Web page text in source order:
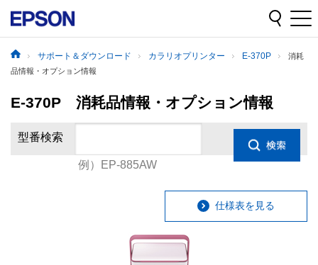
サポート＆ダウンロード カラリオプリンター E-370P
消耗
品情報・オプション情報
E-370P 消耗品情報・オプション情報
型番検索
例）EP-885AW
仕様表を見る